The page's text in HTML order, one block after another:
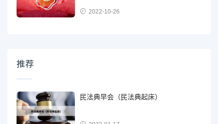
2022-10-26
推荐
民法典早会（民法典起床）